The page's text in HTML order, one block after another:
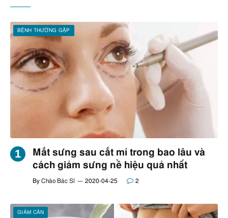
BỆNH THƯỜNG GẶP
Mắt sưng sau cắt mí trong bao lâu và
cách giảm sưng nề hiệu quả nhất
By Chào Bác Sĩ 2020-04-25 2
GIẢM CÂN